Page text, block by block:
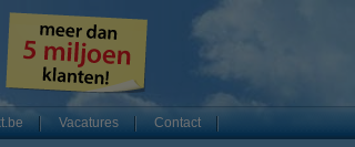
Vacatures Contact